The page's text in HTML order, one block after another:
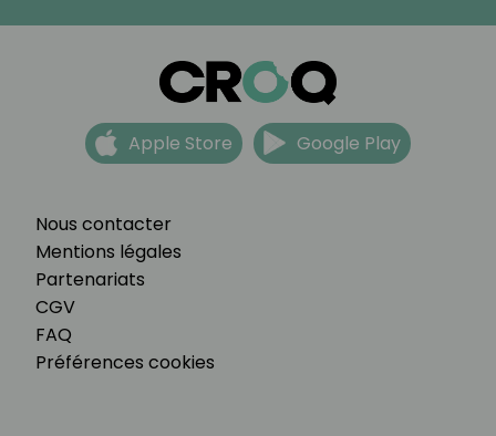
Nous contacter
Mentions légales
Partenariats
CGV
FAQ
Préférences cookies
Apple Store Google Play